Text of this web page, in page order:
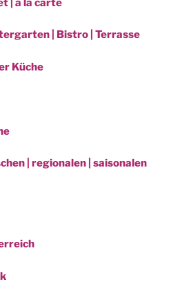
| Bistro | Terrasse
Küche
| regionalen | saisonalen